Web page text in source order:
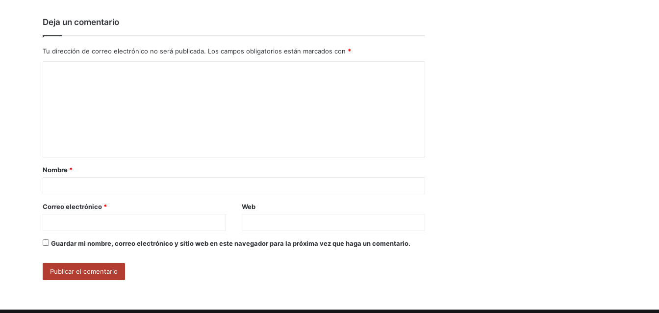
Deja un comentario
Tu dirección de correo electrónico no será publicada. Los campos obligatorios están marcados con *
a
r
*
Nombre *
Correo electrónico * Web
Guardar mi nombre, correo electrónico y sitio web en este navegador para la próxima vez que haga un comentario.